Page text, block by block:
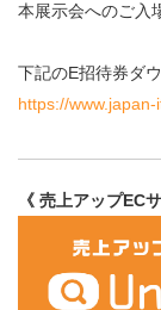
本展示会へのご入
下記のE招待券ダ
https://
《 売上アップEC